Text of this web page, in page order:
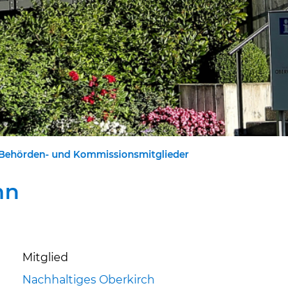
und Kommissionsmitglieder(ausgewählt)
Mitglied
Nachhaltiges Oberkirch